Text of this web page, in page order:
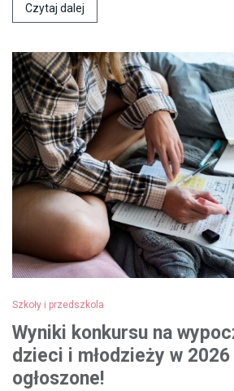
Czytaj dalej
Szkoły i przedszkola
Wyniki konkursu na
dzieci i młodzieży w
ogłoszone!